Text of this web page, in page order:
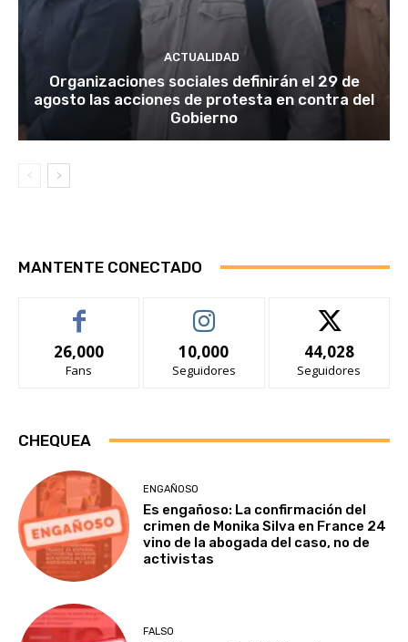
ACTUALIDAD
Organizaciones sociales definirán el 29 de
agosto las acciones de protesta en contra del
Gobierno
MANTENTE CONECTADO
26,000
Fans
10,000
Seguidores
44,028
Seguidores
CHEQUEA
ENGAÑOSO
Es engañoso: La confirmación del
crimen de Monika Silva en France 24
vino de la abogada del caso, no de
activistas
FALSO